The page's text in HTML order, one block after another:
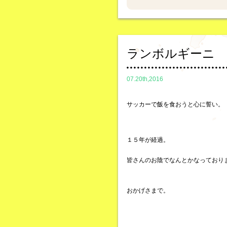
ランボルギーニ
07.20th,2016
サッカーで飯を食おうと心に誓い。
１５年が経過。
皆さんのお陰でなんとかなっており
おかげさまで。